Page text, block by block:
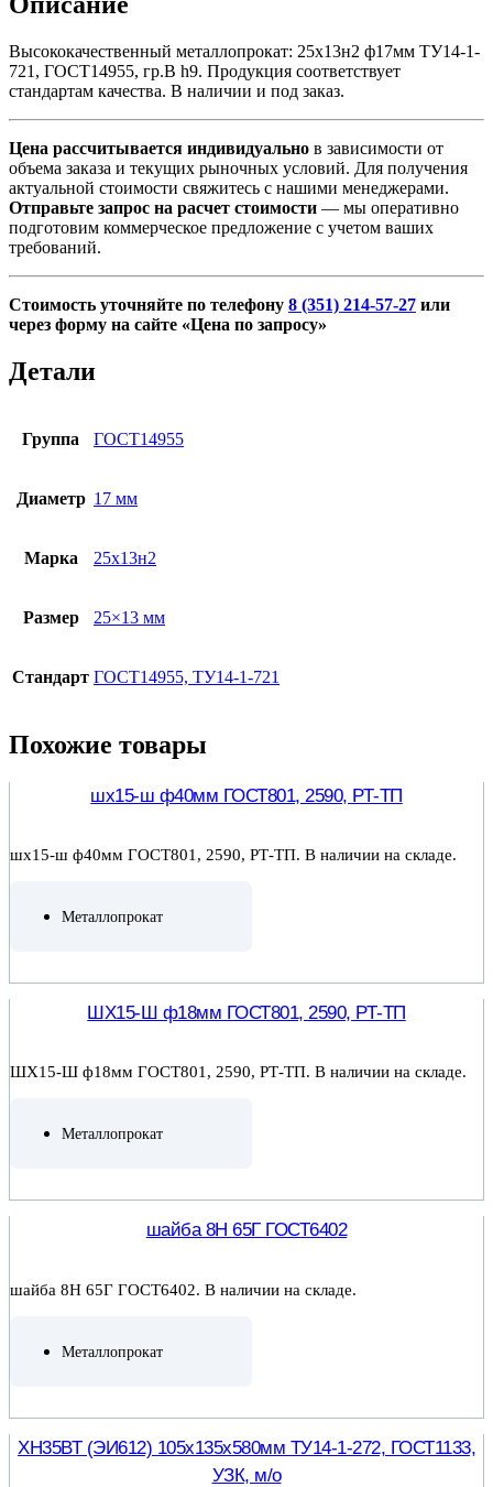
Высококачественный металлопрокат: 25х13н2 ф17мм ТУ14-1-
721, ГОСТ14955, гр.В h9. Продукция соответствует
стандартам качества. В наличии и под заказ.
Цена рассчитывается индивидуально в зависимости от
объема заказа и текущих рыночных условий. Для получения
актуальной стоимости свяжитесь с нашими менеджерами.
Отправьте запрос на расчет стоимости — мы оперативно
подготовим коммерческое предложение с учетом ваших
требований.
Стоимость уточняйте по телефону 8 (351) 214-57-27 или
через форму на сайте «Цена по запросу»
Детали
Группа ГОСТ14955
Диаметр 17 мм
Марка 25х13н2
Размер 25×13 мм
Стандарт ГОСТ14955, ТУ14-1-721
Похожие товары
шх15-ш ф40мм ГОСТ801, 2590, РТ-ТП
шх15-ш ф40мм ГОСТ801, 2590, РТ-ТП. В наличии на складе.
Металлопрокат
ШХ15-Ш ф18мм ГОСТ801, 2590, РТ-ТП
ШХ15-Ш ф18мм ГОСТ801, 2590, РТ-ТП. В наличии на складе.
Металлопрокат
шайба 8Н 65Г ГОСТ6402
шайба 8Н 65Г ГОСТ6402. В наличии на складе.
Металлопрокат
ХН35ВТ (ЭИ612) 105х135х580мм ТУ14-1-272, ГОСТ1133,
УЗК, м/о